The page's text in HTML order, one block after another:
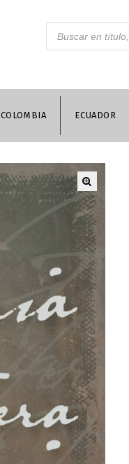
COLOMBIA ECUADOR